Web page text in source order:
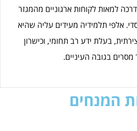
למאות לקוחות ארגוניים מהמגזר
אלפי תלמידיה מעידים עליה שהיא
בעלת ידע רב תחומי, וכישרון
בגובה העיניים.
המנחים